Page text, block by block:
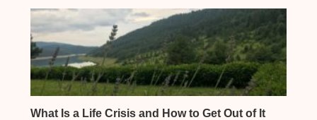
What Is a Life Crisis and How to Get Out of It